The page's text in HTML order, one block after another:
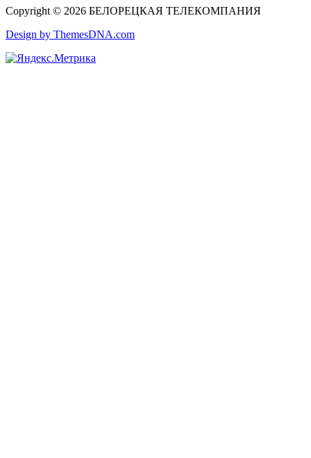
Copyright © 2026 БЕЛОРЕЦКАЯ ТЕЛЕКОМПАНИЯ
Design by ThemesDNA.com